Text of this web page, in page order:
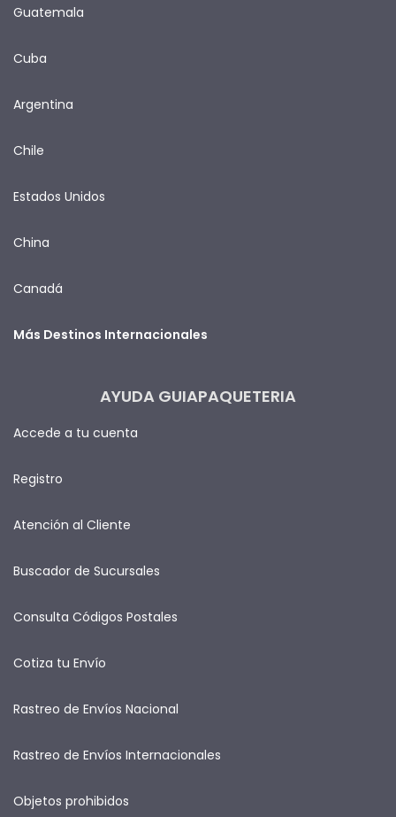
Guatemala
Cuba
Argentina
Chile
Estados Unidos
China
Canadá
Más Destinos Internacionales
AYUDA GUIAPAQUETERIA
Accede a tu cuenta
Registro
Atención al Cliente
Buscador de Sucursales
Consulta Códigos Postales
Cotiza tu Envío
Rastreo de Envíos Nacional
Rastreo de Envíos Internacionales
Objetos prohibidos